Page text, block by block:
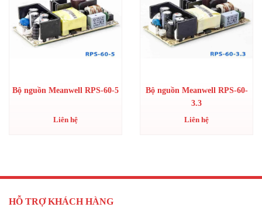
Bộ nguồn Meanwell RPS-60-5
Liên hệ
Bộ nguồn Meanwell RPS-60-
3.3
Liên hệ
HỖ TRỢ KHÁCH HÀNG